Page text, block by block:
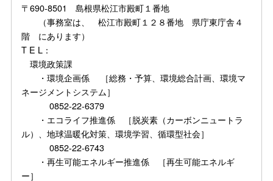
〒690-8501 島根県松江市殿町１番地
（事務室は、 松江市殿町１２８番地 県庁東庁舎４
階 にあります）
T E L：
環境政策課
・環境企画係 ［総務・予算、環境総合計画、環境マ
ネージメントシステム］
0852-22-6379
・エコライフ推進係 ［脱炭素（カーボンニュートラ
ル）、地球温暖化対策、環境学習、循環型社会］
0852-22-6743
・再生可能エネルギー推進係 ［再生可能エネルギ
ー］